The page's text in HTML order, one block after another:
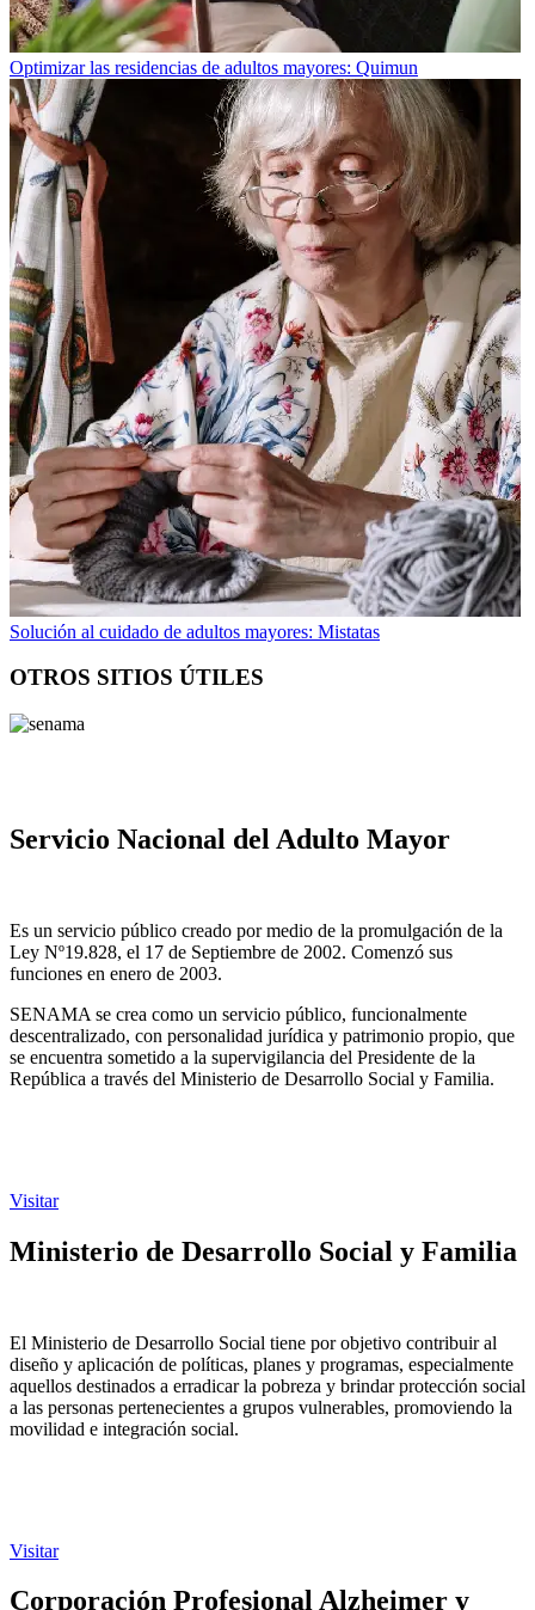
Optimizar las residencias de adultos mayores: Quimun
Solución al cuidado de adultos mayores: Mistatas
OTROS SITIOS ÚTILES
Servicio Nacional del Adulto Mayor
Es un servicio público creado por medio de la promulgación de la
Ley Nº19.828, el 17 de Septiembre de 2002. Comenzó sus
funciones en enero de 2003.
SENAMA se crea como un servicio público, funcionalmente
descentralizado, con personalidad jurídica y patrimonio propio, que
se encuentra sometido a la supervigilancia del Presidente de la
República a través del Ministerio de Desarrollo Social y Familia.
Visitar
Ministerio de Desarrollo Social y Familia
El Ministerio de Desarrollo Social tiene por objetivo contribuir al
diseño y aplicación de políticas, planes y programas, especialmente
aquellos destinados a erradicar la pobreza y brindar protección social
a las personas pertenecientes a grupos vulnerables, promoviendo la
movilidad e integración social.
Visitar
Corporación Profesional Alzheimer y